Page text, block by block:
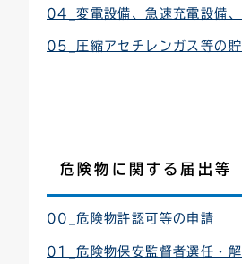
04_変電設備、急速充電設備
05_圧縮アセチレンガス等の
危険物に関する届出等
00_危険物許認可等の申請
01_危険物保安監督者選任・解